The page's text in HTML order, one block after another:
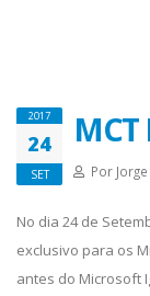
2017
24
SET
MCT
Por
No dia 24 de
exclusivo para os
antes do Microsoft